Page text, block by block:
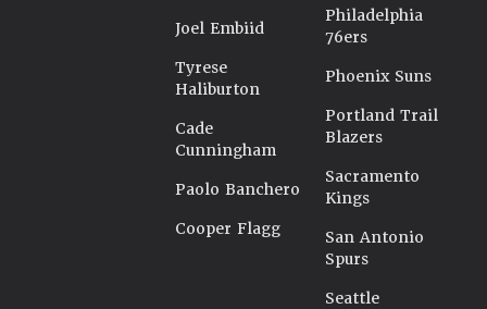
Joel Embiid
Tyrese
Haliburton
Cade
Cunningham
Paolo Banchero
Cooper Flagg
Philadelphia
76ers
Phoenix Suns
Portland Trail
Blazers
Sacramento
Kings
San Antonio
Spurs
Seattle